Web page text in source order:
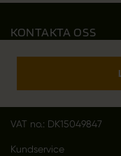
KONTAKTA OSS
Outfit International A/S
VAT no.: DK15049847
Kundservice